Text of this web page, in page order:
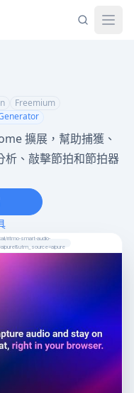
Freemium
擴展，幫助捕獲、
析、敲擊節拍和節拍器
ritmo-smart-audio-